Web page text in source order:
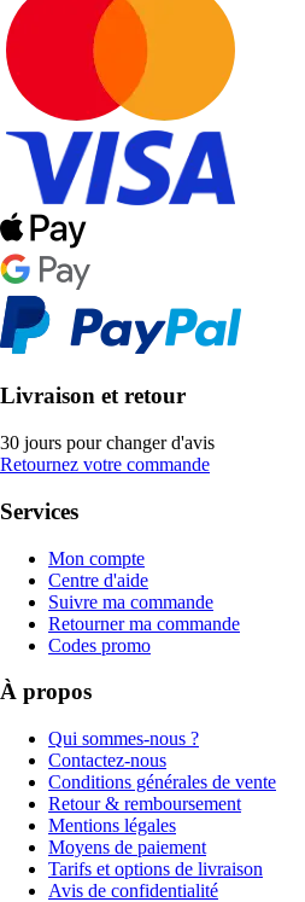
Livraison et retour
30 jours pour changer d'avis
Retournez votre commande
Services
Mon compte
Centre d'aide
Suivre ma commande
Retourner ma commande
Codes promo
À propos
Qui sommes-nous ?
Contactez-nous
Conditions générales de vente
Retour & remboursement
Mentions légales
Moyens de paiement
Tarifs et options de livraison
Avis de confidentialité